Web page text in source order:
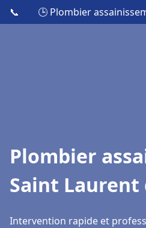
📞 🕒 Plombier
Plombier
Saint Laurent
Intervention rapide et